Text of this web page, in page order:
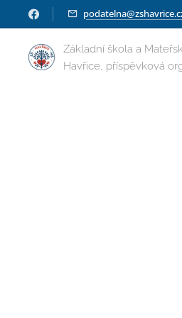
Základní škola a
Havřice, příspěvková